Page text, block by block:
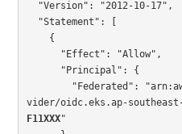
"Federated":
vider/oidc.eks.ap-southeast-
F11XXX"